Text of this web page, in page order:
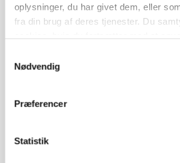
oplysninger, du har givet dem, eller
fra din brug af deres tjenester. Du
Nødvendig
Præferencer
Statistik
protestgruppe vil demonstrere
gødskningslov
POLITIK